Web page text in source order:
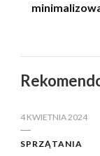
4 KWIETNIA 2024
SPRZĄTANIA